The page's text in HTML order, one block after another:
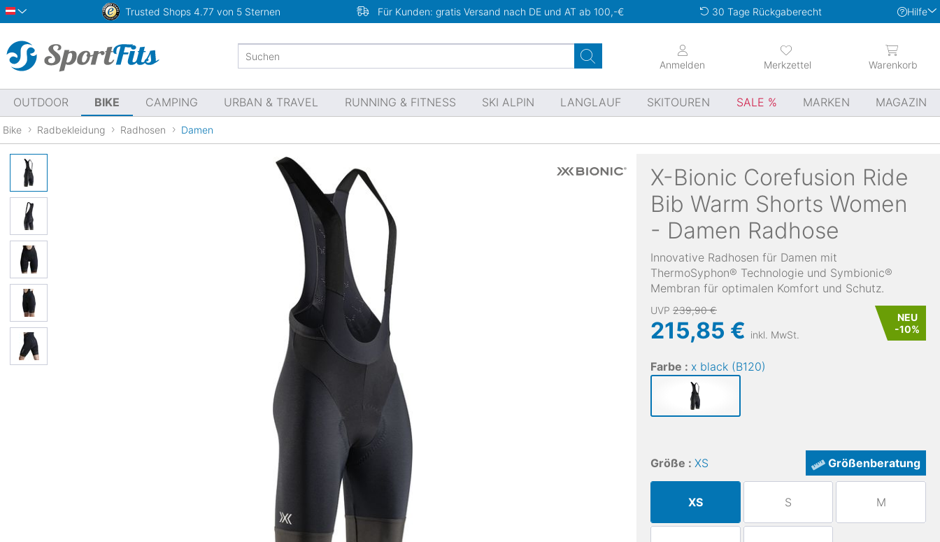
Österreich Trusted Shops 4.77 von 5 Sternen Für Kunden: gratis Versand nach DE und AT ab 100,-€ 30 Tage Rückgaberecht Hilfe
Merkzettel
Anmelden Warenkorb
OUTDOOR BIKE CAMPING URBAN & TRAVEL RUNNING & FITNESS SKI ALPIN LANGLAUF SKITOUREN SALE MARKEN MAGAZIN
Bike Radbekleidung Radhosen Damen
X-Bionic Corefusion Ride
Bib Warm Shorts Women
- Damen Radhose
Innovative Radhosen für Damen mit
ThermoSyphon® Technologie und Symbionic®
Membran für optimalen Komfort und Schutz.
UVP 239,90 €
215,85 € inkl. MwSt.
NEU
-10%
Farbe : x black (B120)
Größe : XS Größenberatung
XS S M